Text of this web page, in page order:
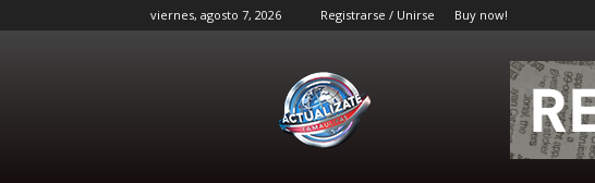
viernes, agosto 7, 2026 Registrarse / Unirse Buy now!